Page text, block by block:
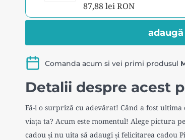
-
ajustabil,
52-
cm,
Pictorul
Fericit®
Trusă
pensule
fir
sintetic
pentru
acrilic,
cu
penar
87,88 lei RON
Comanda acum si vei primi produsul
Detalii despre acest
Fă-i o surpriză cu adevărat! Când a fost
viața ta? Acum este momentul! Alege pictura
cadou și nu uita să adaugi și felicitarea cadou